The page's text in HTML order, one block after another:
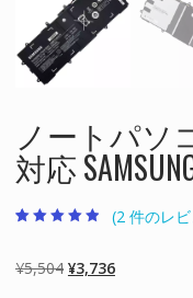
ノートパソ
対応
段階評価のう
ち、4.50 点
(2 件のレ
¥5,504 元
¥3,736現